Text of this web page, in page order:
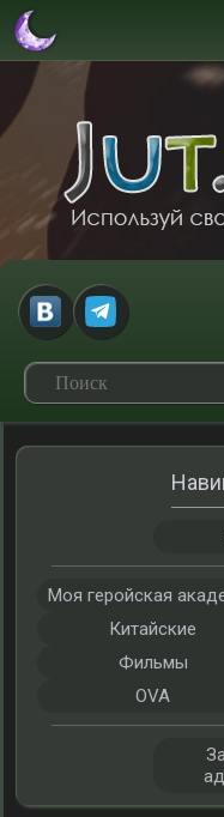
Моя геройская
Китайские
Фильмы
OVA